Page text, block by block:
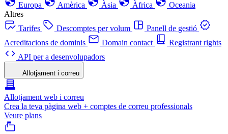
Europa
Amèrica Àsia Àfrica
Oceania
Altres
Tarifes
Descomptes per volum
Panell de gestió
Acreditacions de dominis
Domain contact
Registrant rights
API per a desenvolupadors
Allotjament i correu
Allotjament web i correu
Crea la teva pàgina web + comptes de correu professionals
Veure plans